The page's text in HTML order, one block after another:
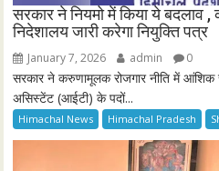
सरकार ने नियमो में किया ये
निदेशालय जारी करेगा नियुक्ति पत्र
January 7, 2026 admin 0
सरकार ने करुणामूलक रोजगार नीति में
असिस्टेंट (आईटी) के पदों...
Himachal News Himachal Pradesh